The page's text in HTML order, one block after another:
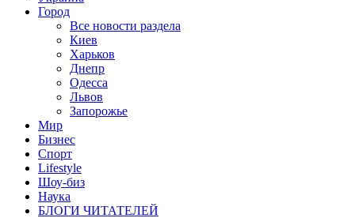
Город
Все новости раздела
Киев
Харьков
Днепр
Одесса
Львов
Запорожье
Мир
Бизнес
Спорт
Lifestyle
Шоу-биз
Наука
БЛОГИ ЧИТАТЕЛЕЙ